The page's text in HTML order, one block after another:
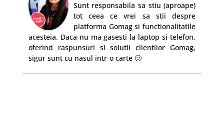
Sunt responsabila sa stiu (aproape)
tot ceea ce vrei sa stii despre
platforma Gomag si functionalitatile
acesteia. Daca nu ma gasesti la laptop si telefon,
oferind raspunsuri si solutii clientilor Gomag,
sigur sunt cu nasul intr-o carte 🙂